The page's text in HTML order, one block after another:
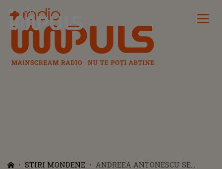
Radio Impuls
STIRI MONDENE
ANDREEA ANTONESCU SE